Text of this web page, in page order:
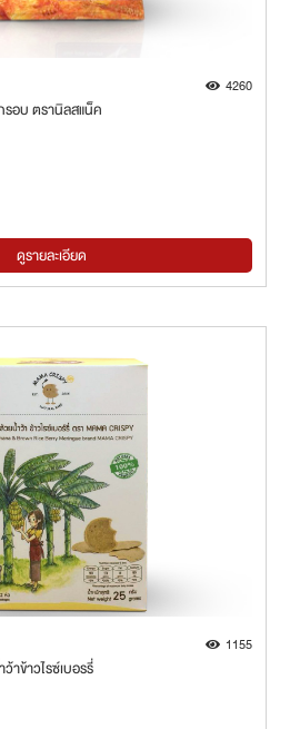
4260
อบ ตรานิลสแน็ค
ดูรายละเอียด
1155
าข้าวไรซ์เบอรรี่